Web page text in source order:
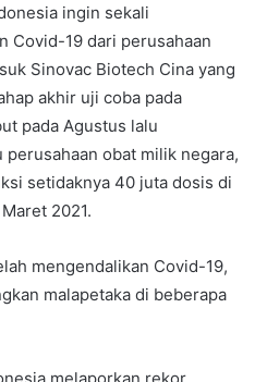
ingin sekali
Covid-19 dari perusahaan
Sinovac Biotech Cina yang
akhir uji coba pada
pada Agustus lalu
perusahaan obat milik negara,
setidaknya 40 juta dosis di
2021.
mengendalikan Covid-19,
malapetaka di beberapa